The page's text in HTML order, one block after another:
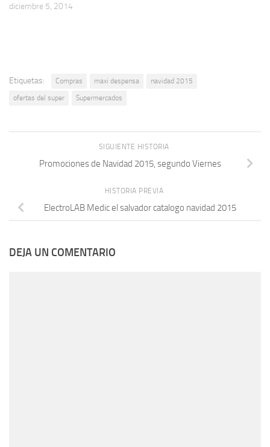
diciembre 5, 2014
Etiquetas: Compras maxi despensa
navidad 2015
ofertas del super
Supermercados
SIGUIENTE HISTORIA
Promociones de Navidad 2015, segundo Viernes
HISTORIA PREVIA
ElectroLAB Medic el salvador catalogo navidad 2015
DEJA UN COMENTARIO